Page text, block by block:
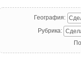
География:
Рубрика: